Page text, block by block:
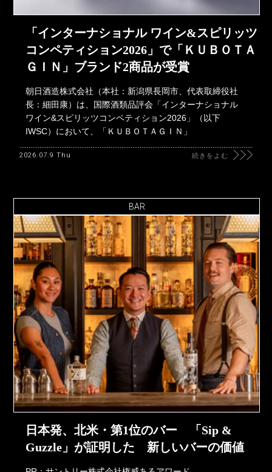
「インターナショナル ワイン&スピリッツ
コンペティション2026」で「ＫＵＢＯＴＡ
ＧＩＮ」ブランド2商品が受賞
朝日酒造株式会社（本社：新潟県長岡市、代表取締役社
長：細田康）は、国際酒類品評会「インターナショナル
ワイン&スピリッツコンペティション2026」（以下
IWSC）において、「ＫＵＢＯＴＡＧＩＮ」
2026.07.9 Thu 続きをよむ
BAR
日本発、北米・第1位のバー 「Sip &
Guzzle」が証明した 新しいバーの価値